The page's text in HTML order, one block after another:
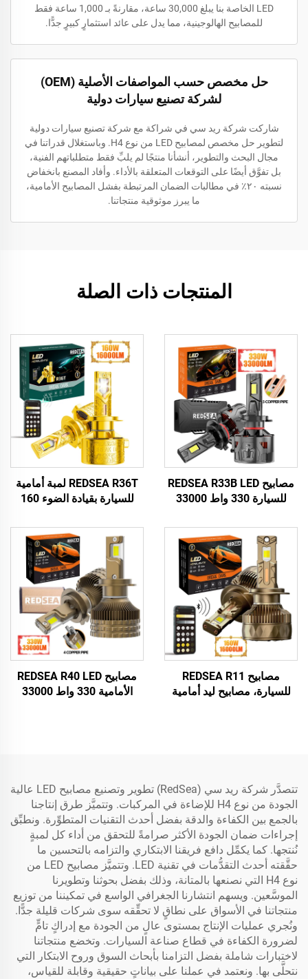
LED الخاصة بنا يبلغ 30,000 ساعة، مقارنةً بـ 1,000 ساعة فقط
للمصابيح الهالوجينية، مما يدل على عائد استثمارٍ كبيرٍ جدًّا.
حل مخصص حسب المواصفات الأصلية (OEM)
لشركة تصنيع سيارات دولية
شاركت شركة ريد سي في شراكة مع شركة تصنيع سيارات دولية
لتطوير حل مخصص لمصابيح LED من نوع H4. وباستغلال قدراتنا في
مجال البحث والتطوير، أنشأنا منتجًا لم يلبِّ فقط متطلباتهم الفنية،
بل تفوَّق أيضًا على التوقعات المتعلقة بالأداء. وأفاد المصنع بانخفاض
نسبته ٢٠٪ في مطالبات الضمان المرتبطة بفشل المصابيح الأمامية،
ما يبرز موثوقية منتجاتنا.
المنتجات ذات الصلة
مصابيح REDSEA R33B LED
للسيارة 330 واط 33000
REDSEA R36T لمبة أمامية
للسيارة بقيادة الضوء 160
مصابيح REDSEA R11
للسيارة، مصابيح ليد أمامية
مصابيح REDSEA R40 LED
الأمامية 330 واط 33000
تتصدَّر شركة ريد سي (RedSea) تطوير وتصنيع مصابيح LED عالية
الجودة من نوع H4 للإضاءة في المركبات. وتتميَّز طرق إنتاجنا
بالجمع بين الكفاءة والدقة بفضل أحدث التقنيات المتطوِّرة. ونطبِّق
إجراءات ضمان الجودة الأكثر صرامةً للتحقق من أداء كل لمبةٍ
نُنتجها. كما يكمِّل دافع فريقنا الابتكاري والتزامه بالتحسين ما
حقَّقته أحدث التقدُّمات في تقنية LED. وتتميَّز مصابيح LED من
نوع H4 التي نصنعها بالمتانة، وذلك بفضل بحوثنا وتطويرنا
الموسَّعين. ويسهم انتشارنا الجغرافي الواسع في تمكيننا من توزيع
منتجاتنا في الأسواق على نطاقٍ لا تحقِّقه سوى شركات قليلة جدًّا.
ونُجري عمليات الإنتاج بمستوى عالٍ من الجودة مع إدراكٍ تامٍّ
لضرورة الكفاءة في قطاع صناعة السيارات. وتخضع منتجاتنا
لاختبارات شاملة بفضل التزامنا بأبحاث السوق وروح الابتكار التي
نتحلَّى بها. ونعتمد في عملنا على بياناتٍ حقيقية وقابلة للقياس،